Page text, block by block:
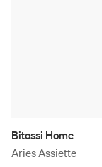
Bitossi Home
Aries Assiette